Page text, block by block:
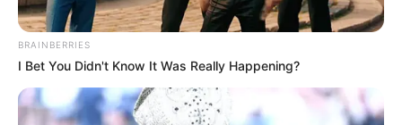
BRAINBERRIES
I Bet You Didn't Know It Was Really Happening?